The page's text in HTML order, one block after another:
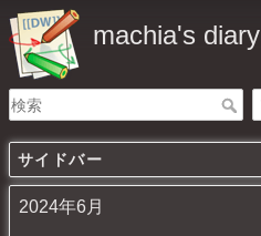
machia's diary
サイドバー
2024年6月